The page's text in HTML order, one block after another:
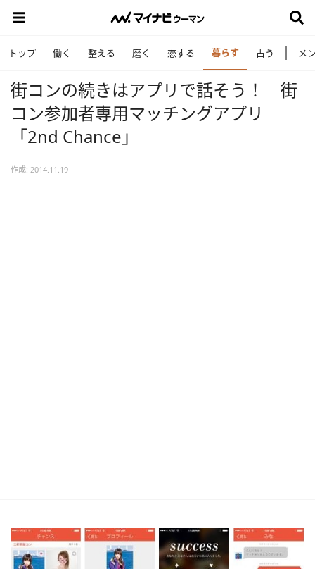
トップ 働く 整える 磨く 恋する 暮らす 占う メ
街コンの続きはアプリで話そう！ 街
コン参加者専用マッチングアプリ
「2nd Chance」
作成: 2014.11.19